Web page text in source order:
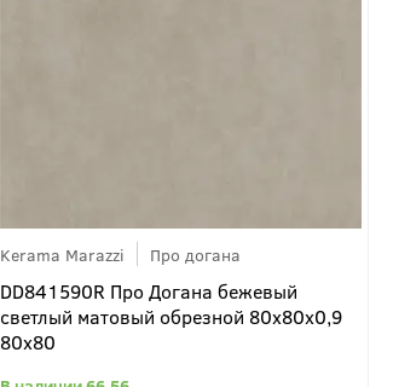
Kerama Marazzi Про догана
DD841590R Про Догана бежевый
светлый матовый обрезной 80x80x0,9
80x80